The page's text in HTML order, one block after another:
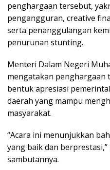
penghargaan tersebut,
pengangguran, creative
serta penanggulangan
penurunan stunting.
Menteri Dalam Negeri
mengatakan penghargaan
bentuk apresiasi
daerah yang mampu
masyarakat.
“Acara ini menunjukkan
yang baik dan
sambutannya.